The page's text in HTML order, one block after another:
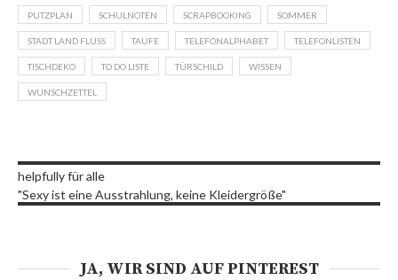
PUTZPLAN SCHULNOTEN SCRAPBOOKING SOMMER
STADT LAND FLUSS TAUFE TELEFONALPHABET TELEFONLISTEN
TISCHDEKO TO DO LISTE TÜRSCHILD WISSEN
WUNSCHZETTEL
helpfully für alle
"Sexy ist eine Ausstrahlung, keine Kleidergröße"
JA, WIR SIND AUF PINTEREST